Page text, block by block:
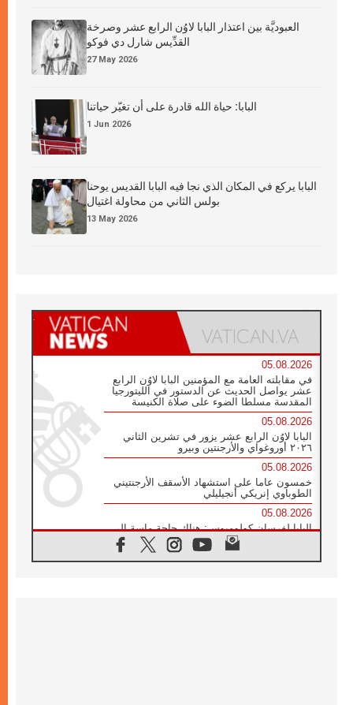
العبوديَّة بين اعتذار البابا لاوُن الرابع عشر وصرخة
القدِّيس شارل دي فوكو
27 May 2026
البابا: حياة الله قادرة على أن تغيّر حياتنا
1 Jun 2026
البابا يركع في المكان الذي نجا فيه البابا القديس يوحنا
بولس الثاني من محاولة اغتيال
13 May 2026
05.08.2026
في مقابلته العامة مع المؤمنين البابا لاوُن الرابع
عشر يواصل الحديث عن الدستور في الليتورجيا
المقدسة مسلطا الضوء على صلاة الكنيسة
05.08.2026
البابا لاوُن الرابع عشر يزور في تشرين الثاني
٢٠٢٦ أوروغواي والأرجنتين وبيرو
05.08.2026
خمسون عاما على استشهاد الأسقف الأرجنتيني
الطوباوي إنريكي أنجيليلي
05.08.2026
البابا لفرسان كولومبوس: هناك حاجة ماسة إلى
أنبياء تناغم يسعون إلى بناء الجسور
04.08.2026